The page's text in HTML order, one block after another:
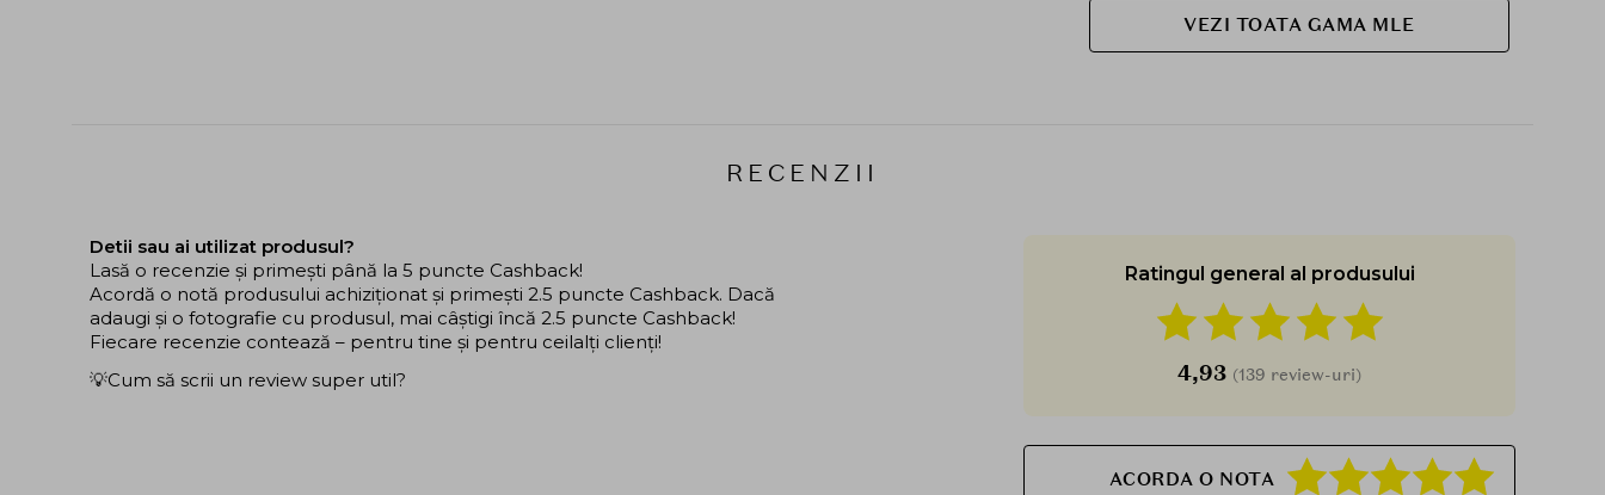
VEZI TOATA GAMA MLE
RECENZII
Ratingul general al produsului
4,93 (139 review-uri)
ACORDA O NOTA
Detii sau ai utilizat produsul?
Lasă o recenzie și primești până la 5 puncte Cashback!
Acordă o notă produsului achiziționat și primești 2.5 puncte Cashback. Dacă
adaugi și o fotografie cu produsul, mai câștigi încă 2.5 puncte Cashback!
Fiecare recenzie contează – pentru tine și pentru ceilalți clienți!
💡Cum să scrii un review super util?